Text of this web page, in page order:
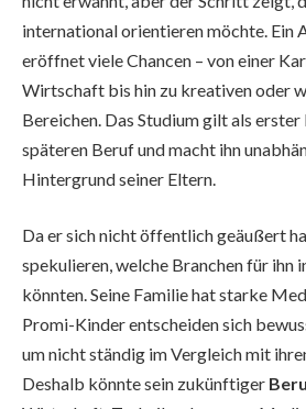
international orientieren möchte. Ein
eröffnet viele Chancen – von einer
Wirtschaft bis hin zu kreativen oder
Bereichen. Das Studium gilt als
späteren Beruf und macht ihn
Hintergrund seiner Eltern.
Da er sich nicht öffentlich geäußert
spekulieren, welche Branchen für ihn
könnten. Seine Familie hat starke
Promi-Kinder entscheiden sich
um nicht ständig im Vergleich mit
Deshalb könnte sein zukünftiger